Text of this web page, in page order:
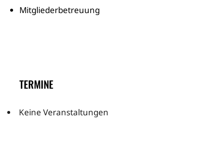
Mitgliederbetreuung
TERMINE
Keine Veranstaltungen